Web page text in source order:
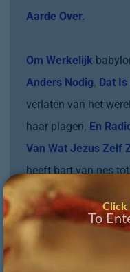
Aarde Over.
Om Werkelijk
Anders Nodig, Dat
verlaten van het
haar plagen, En
Van Wat Jezus Zelf
heeft bart van nes
wandelt en spreekt
programma’s van
misleidend EN
Click
To